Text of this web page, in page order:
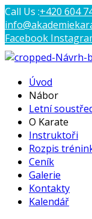
Call Us :+420 604
Facebook
AKADEMIE
Profesionální
Úvod
Nábor
Letní
O Karate
Instruktoři
Rozpis
Ceník
Galerie
Kontakty
Kalendář